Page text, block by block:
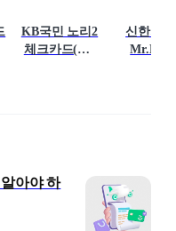
KB국민 노리2
체크카드(KB
신한카드
Mr.Life
아야 하